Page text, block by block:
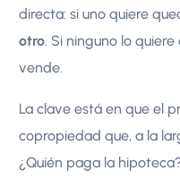
directa: si uno quiere
otro. Si ninguno lo
vende.
La clave está en que el
copropiedad que, a la
¿Quién paga la